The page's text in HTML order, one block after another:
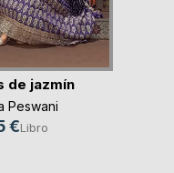
de jazmín
Peswani
€Libro